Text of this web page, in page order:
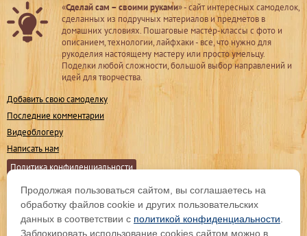
«Сделай сам – своими руками» - сайт интересных самоделок,
сделанных из подручных материалов и предметов в
домашних условиях. Пошаговые мастер-классы с фото и
описанием, технологии, лайфхаки - все, что нужно для
рукоделия настоящему мастеру или просто умельцу.
Поделки любой сложности, большой выбор направлений и
идей для творчества.
Добавить свою самоделку
Последние комментарии
Видеоблогеру
Написать нам
Политика конфиденциальности
Мы в соц. сетях
Продолжая пользоваться сайтом, вы соглашаетесь на
обработку файлов cookie и других пользовательских
данных в соответствии с политикой конфиденциальности
Заблокировать использование cookies сайтом можно в